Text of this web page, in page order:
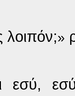
λοιπόν;»
εσύ,